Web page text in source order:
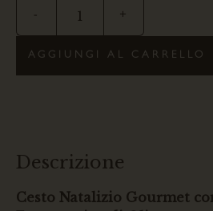
+
AGGIUNGI AL CARRELLO
Descrizione
Cesto Natalizio Gourmet